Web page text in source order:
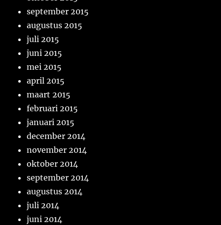
september 2015
augustus 2015
juli 2015
juni 2015
mei 2015
april 2015
maart 2015
februari 2015
januari 2015
december 2014
november 2014
oktober 2014
september 2014
augustus 2014
juli 2014
juni 2014